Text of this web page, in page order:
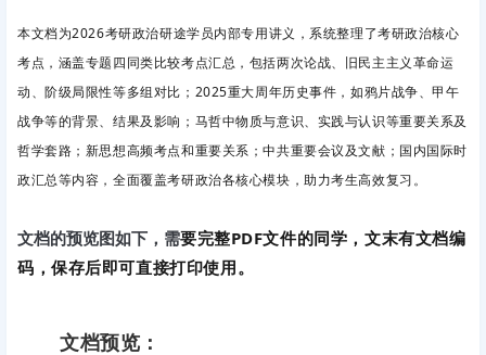
本文档为2026考研政治研途学员内部专用讲义，系统整理了考研政治核心
考点，涵盖专题四同类比较考点汇总，包括两次论战、旧民主主义革命运
动、阶级局限性等多组对比；2025重大周年历史事件，如鸦片战争、甲午
战争等的背景、结果及影响；马哲中物质与意识、实践与认识等重要关系及
哲学套路；新思想高频考点和重要关系；中共重要会议及文献；国内国际时
政汇总等内容，全面覆盖考研政治各核心模块，助力考生高效复习。
文档的预览图如下，需要完整PDF文件的同学，文末有文档编
码，保存后即可直接打印使用。
文档预览：